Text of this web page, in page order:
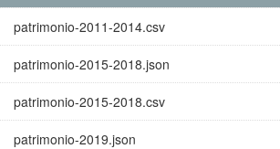
patrimonio-2011-2014.csv
patrimonio-2015-2018.json
patrimonio-2015-2018.csv
patrimonio-2019.json